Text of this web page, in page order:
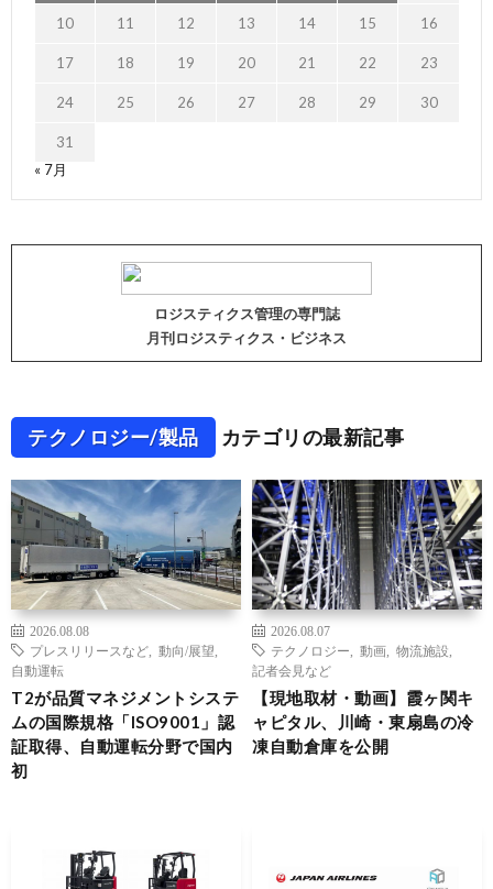
10 11 12 13 14 15 16
17 18 19 20 21 22 23
24 25 26 27 28 29 30
31
« 7月
ロジスティクス管理の専門誌
月刊ロジスティクス・ビジネス
テクノロジー/製品 カテゴリの最新記事
2026.08.08
プレスリリースなど
動向/展望
自動運転
T2が品質マネジメントシステ
ムの国際規格「ISO9001」認
証取得、自動運転分野で国内
初
2026.08.07
テクノロジー
動画 物流施設
記者会見など
【現地取材・動画】霞ヶ関キ
ャピタル、川崎・東扇島の冷
凍自動倉庫を公開